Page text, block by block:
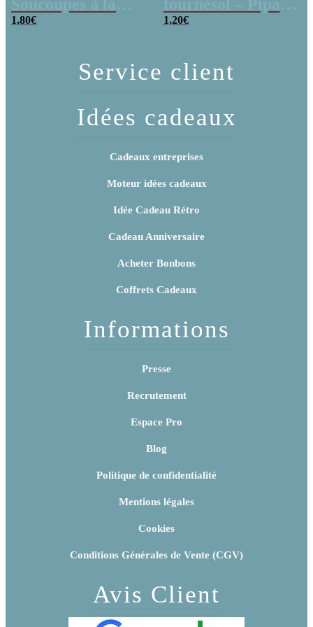
poudre (x20)
1,80€
x 3
1,20€
Service client
Idées cadeaux
Cadeaux entreprises
Moteur idées cadeaux
Idée Cadeau Rétro
Cadeau Anniversaire
Acheter Bonbons
Coffrets Cadeaux
Informations
Presse
Recrutement
Espace Pro
Blog
Politique de confidentialité
Mentions légales
Cookies
Conditions Générales de Vente (CGV)
Avis Client